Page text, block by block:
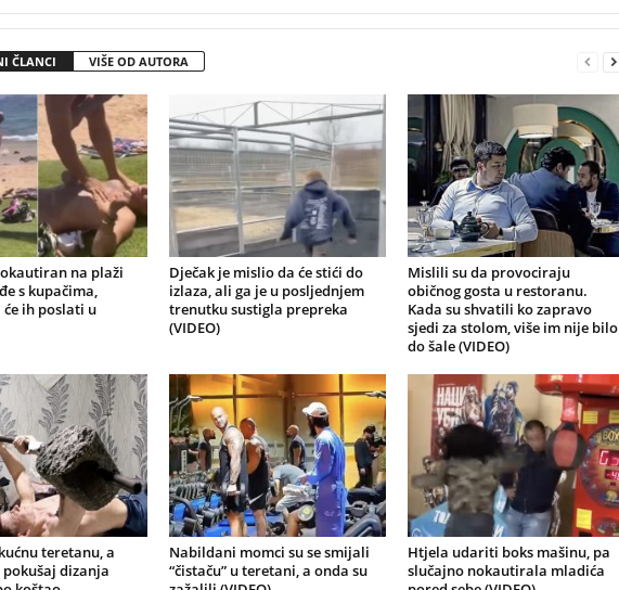
ČLANCI VIŠE OD AUTORA
na plaži
s kupačima,
ih poslati u
Dječak je mislio da će stići do
izlaza, ali ga je u posljednjem
trenutku sustigla prepreka
(VIDEO)
Mislili su da provociraju
običnog gosta u restoranu.
Kada su shvatili ko zapravo
sjedi za stolom, više im nije bilo
do šale (VIDEO)
teretanu, a
pokušaj dizanja
Nabildani momci su se smijali
“čistaču” u teretani, a onda su
Htjela udariti boks mašinu, pa
slučajno nokautirala mladića